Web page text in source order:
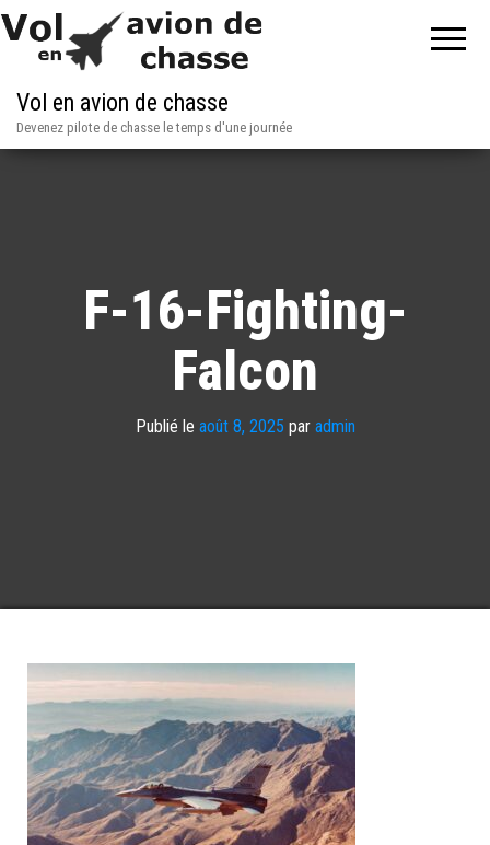
Vol en avion de chasse
Devenez pilote de chasse le temps d'une journée
F-16-Fighting-
Falcon
Publié le août 8, 2025 par admin